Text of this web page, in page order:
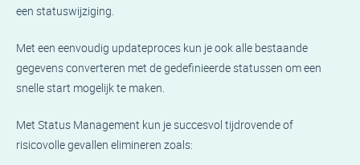
een statuswijziging.
Met een eenvoudig updateproces kun je ook alle bestaande
gegevens converteren met de gedefinieerde statussen om een
snelle start mogelijk te maken.
Met Status Management kun je succesvol tijdrovende of
risicovolle gevallen elimineren zoals: